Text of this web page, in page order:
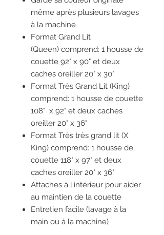
même après plusieurs lavages
à la machine
Format Grand Lit
(Queen) comprend: 1 housse de
couette 92" x 90" et deux
caches oreiller 20" x 30"
Format Très Grand Lit (King)
comprend: 1 housse de couette
108" x 92" et deux caches
oreiller 20" x 36"
Format Très très grand lit (X
King) comprend: 1 housse de
couette 118" x 97" et deux
caches oreiller 20" x 36"
Attaches à l'intérieur pour aider
au maintien de la couette
Entretien facile (lavage à la
main ou à la machine)